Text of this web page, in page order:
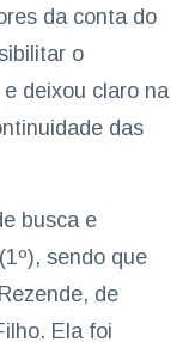
da conta do
o
deixou claro na
das
busca e
sendo que
de
Ela foi